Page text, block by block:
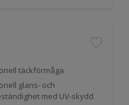
täckförmåga
glans- och
med UV-skydd